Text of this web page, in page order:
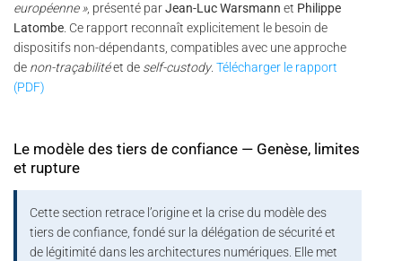
européenne », présenté parJean-Luc Warsmann et Philippe
Latombe . Ce rapport reconnaît explicitement le besoin de
dispositifs non-dépendants, compatibles avec une approche
de non-traçabilitéet de self-custody. Télécharger le rapport
(PDF)
Le modèle des tiers de confiance — Genèse, limites
et rupture
Cette section retrace l’origine et la crise du modèle des
tiers de confiance, fondé sur la délégation de sécurité et
de légitimité dans les architectures numériques. Elle met